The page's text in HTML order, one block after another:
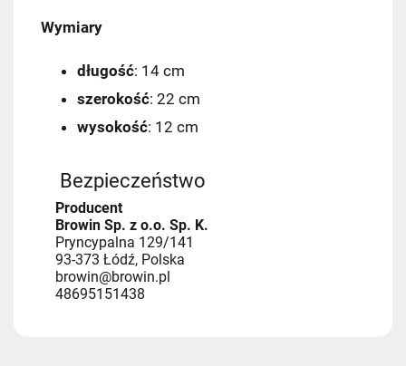
Wymiary
długość: 14 cm
szerokość: 22 cm
wysokość: 12 cm
Bezpieczeństwo
Producent
Browin Sp. z o.o. Sp. K.
Pryncypalna 129/141
93-373 Łódź, Polska
browin@browin.pl
48695151438
14,99 zł
Kurier InPost - przedpłata
Kurier GLS
Kurier GLS - przedpłata